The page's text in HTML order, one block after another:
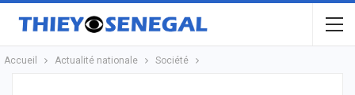
Accueil Actualité nationale Société